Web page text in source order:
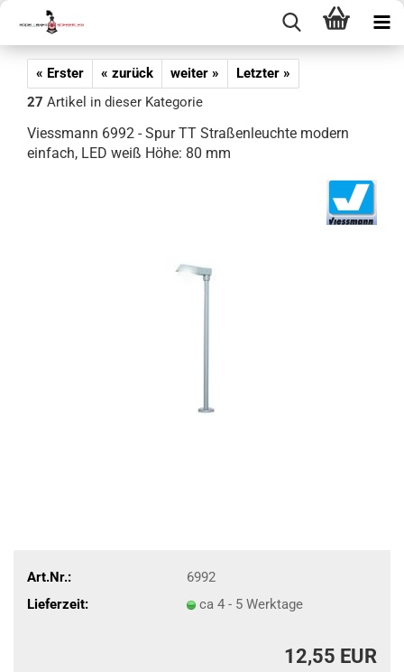
« Erster « zurück weiter »
Letzter »
27 Artikel in dieser Kategorie
Viessmann 6992 - Spur TT Straßenleuchte modern
einfach, LED weiß Höhe: 80 mm
Art.Nr.:
6992
Lieferzeit:
ca 4 - 5 Werktage
12,55 EUR